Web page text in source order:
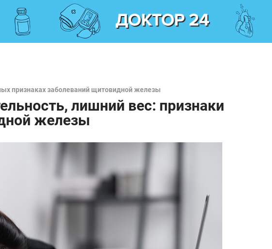
признаках заболеваний щитовидной железы
лишний вес: признаки
железы